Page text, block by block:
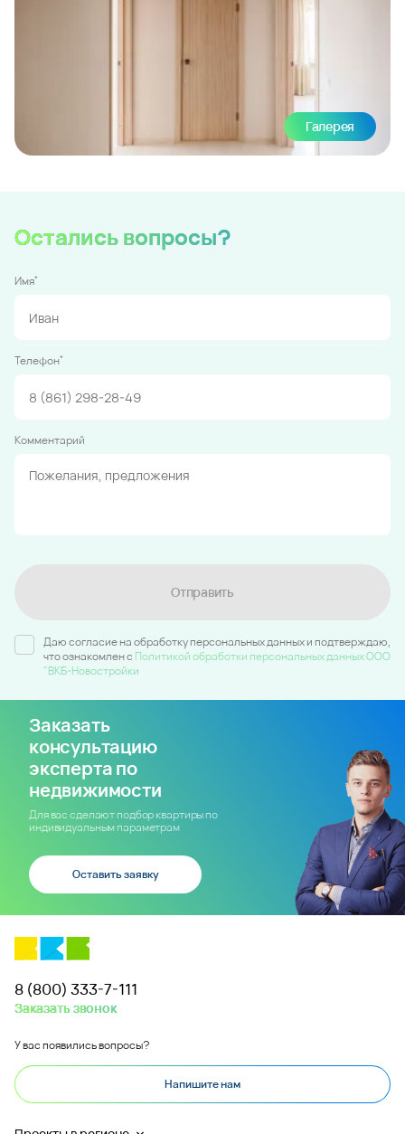
Галерея
Остались вопросы?
Имя*
Телефон*
Комментарий
Отправить
Даю согласие на обработку персональных данных и подтверждаю,
что ознакомлен c Политикой обработки персональных данных ООО
"ВКБ-Новостройки
Заказать
консультацию
эксперта по
недвижимости
Для вас сделают подбор квартиры по
индивидуальным параметрам
Оставить заявку
8 (800) 333-7-111
Заказать звонок
У вас появились вопросы?
Напишите нам